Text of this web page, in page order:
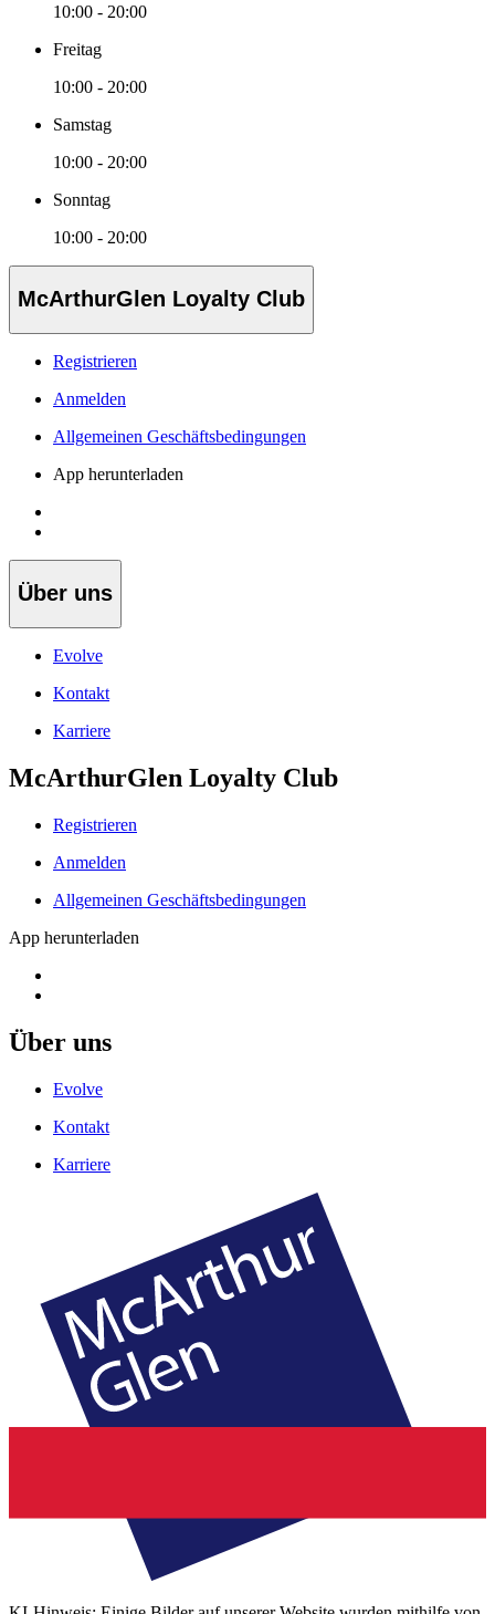
10:00 - 20:00
Freitag
10:00 - 20:00
Samstag
10:00 - 20:00
Sonntag
10:00 - 20:00
McArthurGlen Loyalty Club
Registrieren
Anmelden
Allgemeinen Geschäftsbedingungen
App herunterladen
Über uns
Evolve
Kontakt
Karriere
McArthurGlen Loyalty Club
Registrieren
Anmelden
Allgemeinen Geschäftsbedingungen
App herunterladen
Über uns
Evolve
Kontakt
Karriere